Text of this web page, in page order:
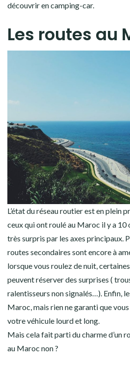
découvrir en camping-car.
Les routes au
L’état du réseau routier est en plein
ceux qui ont roulé au Maroc il y a 10
très surpris par les axes principaux.
routes secondaires sont encore à
lorsque vous roulez de nuit,
peuvent réserver des surprises (
ralentisseurs non signalés…). Enfin,
Maroc, mais rien ne garanti que
votre véhicule lourd et long.
Mais cela fait parti du charme d’un
au Maroc non ?